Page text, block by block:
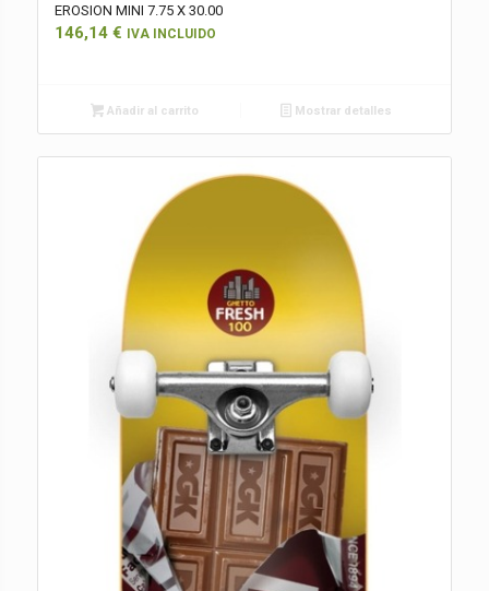
EROSION MINI 7.75 X 30.00
146,14 € IVA INCLUIDO
Añadir al carrito Mostrar detalles